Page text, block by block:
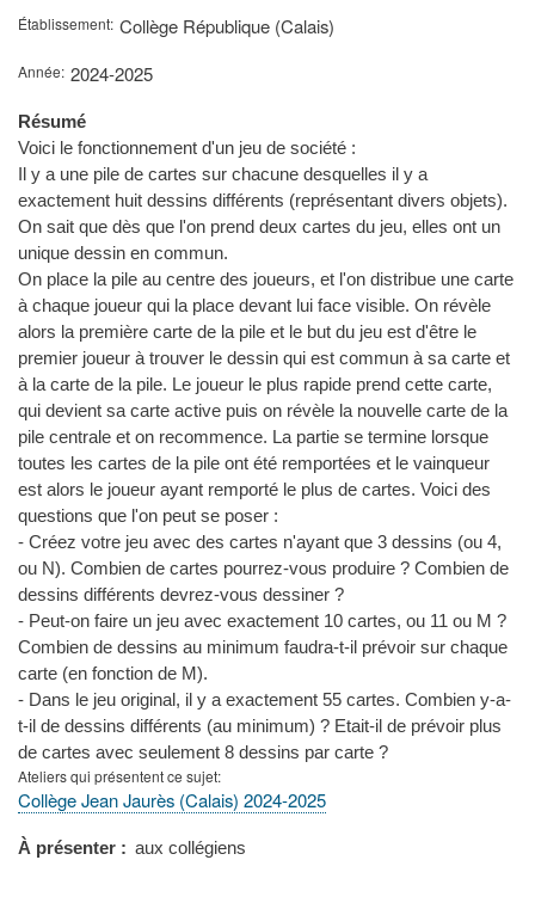
Établissement Collège République (Calais)
Année 2024-2025
Résumé
Voici le fonctionnement d'un jeu de société :
Il y a une pile de cartes sur chacune desquelles il y a
exactement huit dessins différents (représentant divers objets).
On sait que dès que l'on prend deux cartes du jeu, elles ont un
unique dessin en commun.
On place la pile au centre des joueurs, et l'on distribue une carte
à chaque joueur qui la place devant lui face visible. On révèle
alors la première carte de la pile et le but du jeu est d'être le
premier joueur à trouver le dessin qui est commun à sa carte et
à la carte de la pile. Le joueur le plus rapide prend cette carte,
qui devient sa carte active puis on révèle la nouvelle carte de la
pile centrale et on recommence. La partie se termine lorsque
toutes les cartes de la pile ont été remportées et le vainqueur
est alors le joueur ayant remporté le plus de cartes. Voici des
questions que l'on peut se poser :
- Créez votre jeu avec des cartes n'ayant que 3 dessins (ou 4,
ou N). Combien de cartes pourrez-vous produire ? Combien de
dessins différents devrez-vous dessiner ?
- Peut-on faire un jeu avec exactement 10 cartes, ou 11 ou M ?
Combien de dessins au minimum faudra-t-il prévoir sur chaque
carte (en fonction de M).
- Dans le jeu original, il y a exactement 55 cartes. Combien y-a-
t-il de dessins différents (au minimum) ? Etait-il de prévoir plus
de cartes avec seulement 8 dessins par carte ?
Ateliers qui présentent ce sujet
Collège Jean Jaurès (Calais) 2024-2025
À présenter aux collégiens